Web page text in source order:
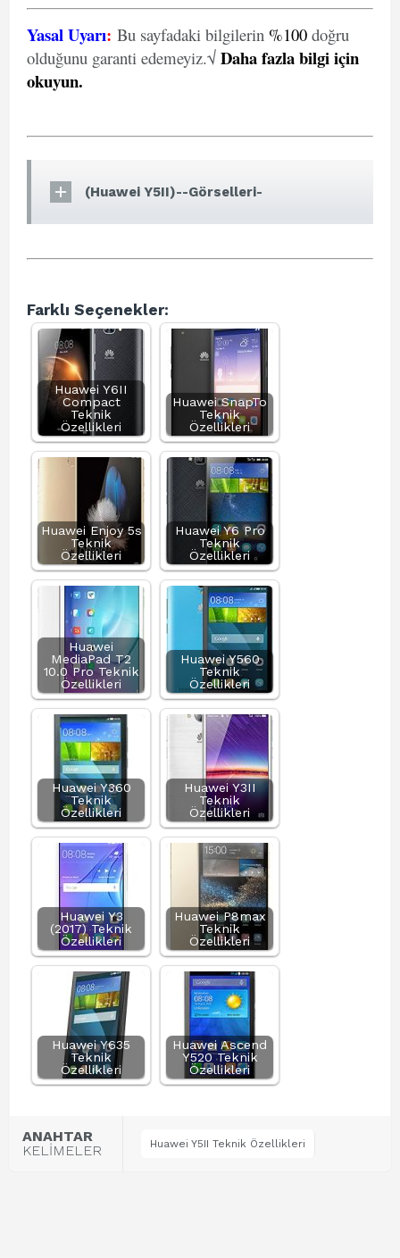
Yasal Uyarı: Bu sayfadaki bilgilerin %100 doğru
olduğunu garanti edemeyiz.√ Daha fazla bilgi için
okuyun.
(Huawei Y5II)--Görselleri-
Farklı Seçenekler:
Huawei Y6II
Compact
Teknik
Özellikleri
Huawei SnapTo
Teknik
Özellikleri
Huawei Enjoy 5s
Teknik
Özellikleri
Huawei Y6 Pro
Teknik
Özellikleri
Huawei
MediaPad T2
10.0 Pro Teknik
Özellikleri
Huawei Y560
Teknik
Özellikleri
Huawei Y360
Teknik
Özellikleri
Huawei Y3II
Teknik
Özellikleri
Huawei Y3
(2017) Teknik
Özellikleri
Huawei P8max
Teknik
Özellikleri
Huawei Y635
Teknik
Özellikleri
Huawei Ascend
Y520 Teknik
Özellikleri
ANAHTAR
KELİMELER
Huawei Y5II Teknik Özellikleri